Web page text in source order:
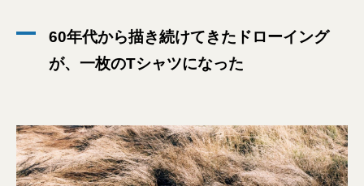
60年代から描き続けてきたドローイング
が、一枚のTシャツになった